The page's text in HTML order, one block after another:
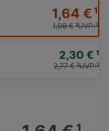
1,64 €¹
UVP:³
1,98 €³
2,30 € ¹
UVP:³
2,77 €³